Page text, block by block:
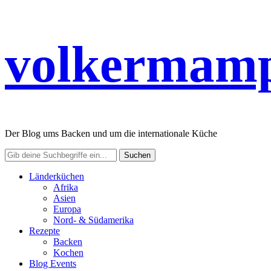
Der Blog ums Backen und um die internationale Küche
Länderküchen
Afrika
Asien
Europa
Nord- & Südamerika
Rezepte
Backen
Kochen
Blog Events